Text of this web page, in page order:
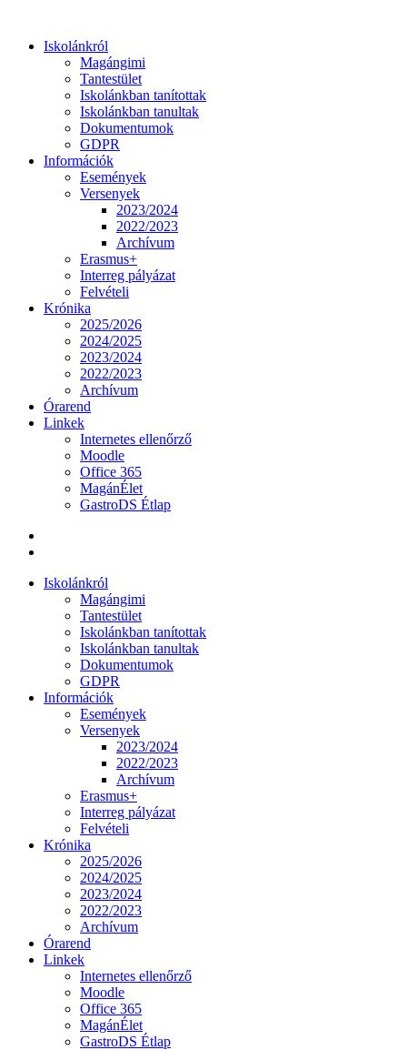
Iskolánkról
Magángimi
Tantestület
Iskolánkban tanítottak
Iskolánkban tanultak
Dokumentumok
GDPR
Információk
Események
Versenyek
2023/2024
2022/2023
Archívum
Erasmus+
Interreg pályázat
Felvételi
Krónika
2025/2026
2024/2025
2023/2024
2022/2023
Archívum
Órarend
Linkek
Internetes ellenőrző
Moodle
Office 365
MagánÉlet
GastroDS Étlap
Iskolánkról
Magángimi
Tantestület
Iskolánkban tanítottak
Iskolánkban tanultak
Dokumentumok
GDPR
Információk
Események
Versenyek
2023/2024
2022/2023
Archívum
Erasmus+
Interreg pályázat
Felvételi
Krónika
2025/2026
2024/2025
2023/2024
2022/2023
Archívum
Órarend
Linkek
Internetes ellenőrző
Moodle
Office 365
MagánÉlet
GastroDS Étlap